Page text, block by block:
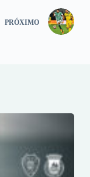
PRÓXIMO